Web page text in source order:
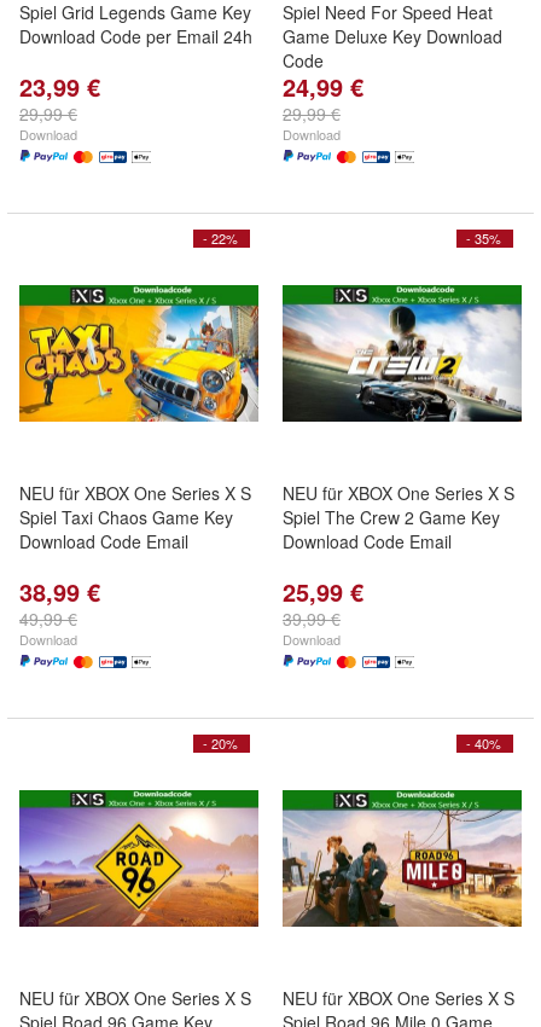
Spiel Grid Legends Game Key
Download Code per Email 24h
23,99 €
29,99 €
Download
Spiel Need For Speed Heat
Game Deluxe Key Download
Code
24,99 €
29,99 €
Download
- 22%
NEU für XBOX One Series X S
Spiel Taxi Chaos Game Key
Download Code Email
38,99 €
49,99 €
Download
- 35%
NEU für XBOX One Series X S
Spiel The Crew 2 Game Key
Download Code Email
25,99 €
39,99 €
Download
- 20%
NEU für XBOX One Series X S
Spiel Road 96 Game Key
- 40%
NEU für XBOX One Series X S
Spiel Road 96 Mile 0 Game